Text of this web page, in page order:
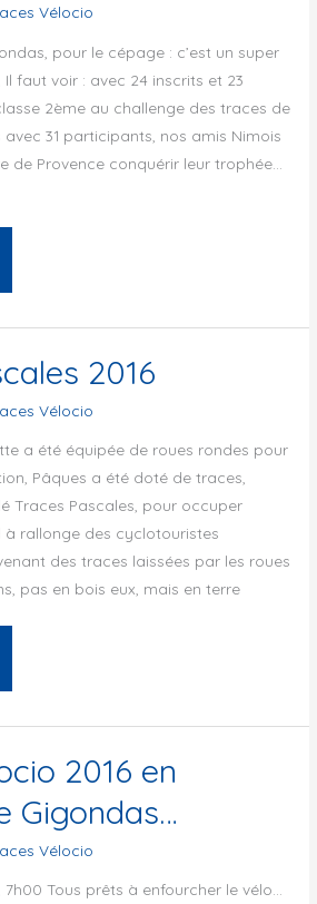
Vélocio
pour le cépage : c’est un super
Il faut voir : avec 24 inscrits et 23
2ème au challenge des traces de
avec 31 participants, nos amis Nimois
de Provence conquérir leur trophée…
2016
Vélocio
a été équipée de roues rondes pour
Pâques a été doté de traces,
Traces Pascales, pour occuper
à rallonge des cyclotouristes
des traces laissées par les roues
pas en bois eux, mais en terre
2016 en
Gigondas…
Vélocio
7h00 Tous prêts à enfourcher le vélo…